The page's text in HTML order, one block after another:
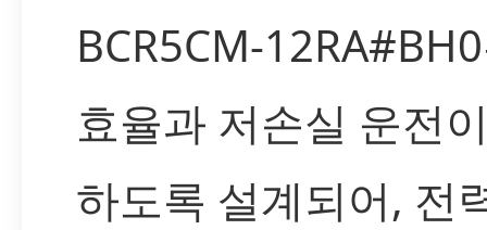
BCR5CM-
효율과 저손실 운전
하도록 설계되어, 전